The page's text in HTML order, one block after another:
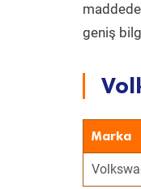
geniş
Marka